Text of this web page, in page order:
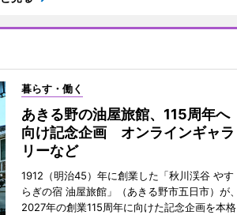
暮らす・働く
あきる野の油屋旅館、115周年へ
向け記念企画 オンラインギャラ
リーなど
1912（明治45）年に創業した「秋川渓谷 やす
らぎの宿 油屋旅館」（あきる野市五日市）が、
2027年の創業115周年に向けた記念企画を本格